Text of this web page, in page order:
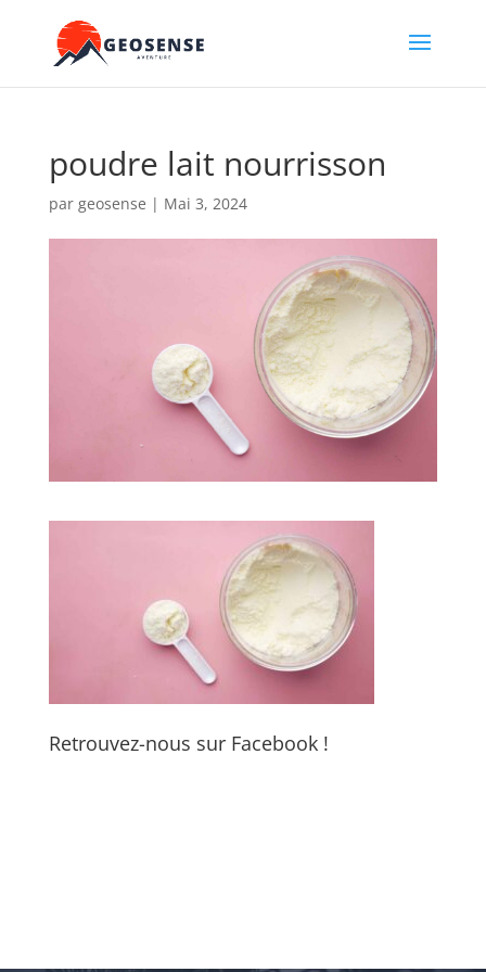
poudre lait nourrisson
par geosense | Mai 3, 2024
Retrouvez-nous sur Facebook !